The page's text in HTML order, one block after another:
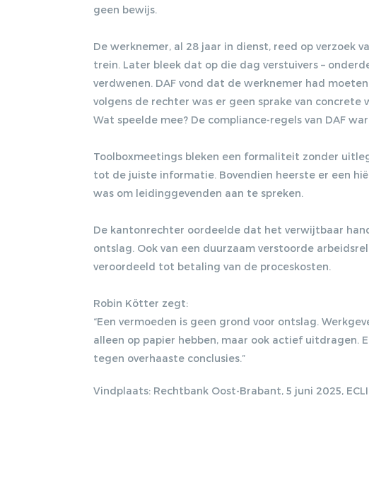
geen bewijs.
De werknemer, al 28 jaar in dienst, reed op verzoek
trein. Later bleek dat op die dag verstuivers –
verdwenen. DAF vond dat de werknemer had
volgens de rechter was er geen sprake van concrete
Wat speelde mee? De compliance-regels van DAF
Toolboxmeetings bleken een formaliteit zonder
tot de juiste informatie. Bovendien heerste er een
was om leidinggevenden aan te spreken.
De kantonrechter oordeelde dat het verwijtbaar
ontslag. Ook van een duurzaam verstoorde
veroordeeld tot betaling van de proceskosten.
Robin Kötter zegt:
“Een vermoeden is geen grond voor ontslag.
alleen op papier hebben, maar ook actief uitdragen.
tegen overhaaste conclusies.”
Vindplaats: Rechtbank Oost-Brabant, 5 juni 2025,